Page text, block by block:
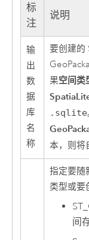
标
注
说明
输
出
数
据
库
名
称
要创建的
果空间类
.sqlite
本，则将
指定要随
类型或要
间